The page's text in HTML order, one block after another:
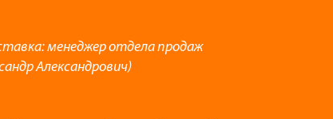
менеджер отдела продаж
Александрович)